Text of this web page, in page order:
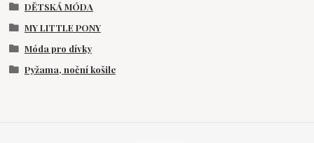
DĚTSKÁ MÓDA
MY LITTLE PONY
Móda pro dívky
Pyžama, noční košile